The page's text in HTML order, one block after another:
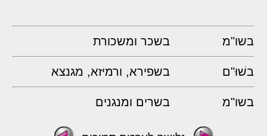
בשו"מ בשכר ומשכורת
בשׁוּ"ם בשפירא, ורמיזא, מגנצא
בשו"מ בשרים ומנגנים